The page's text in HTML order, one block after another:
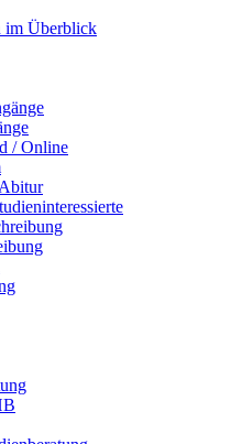
im Überblick
/ Online